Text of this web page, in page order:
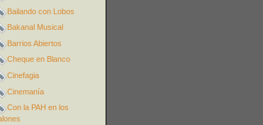
Bailando con Lobos
Bakanal Musical
Barrios Abiertos
Cheque en Blanco
Cinefagia
Cinemanía
Con la PAH en los